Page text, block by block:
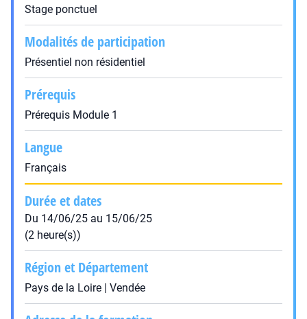
Stage ponctuel
Modalités de participation
Présentiel non résidentiel
Prérequis
Prérequis Module 1
Langue
Français
Durée et dates
Du 14/06/25 au 15/06/25
(2 heure(s))
Région et Département
Pays de la Loire | Vendée